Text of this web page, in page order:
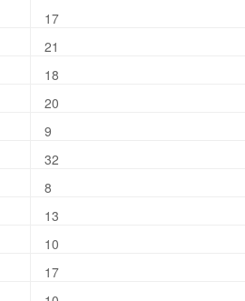
17
21
18
20
9
32
8
13
10
17